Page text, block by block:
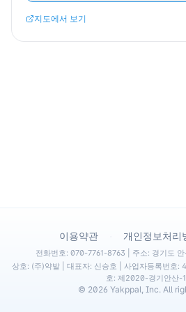
지도에서 보기
이용약관 개인정보처리
전화번호: 070-7761-8763 | 주소: 경기도
상호: (주)약발 | 대표자: 신승호 | 사업자등록번호:
호: 제2020-경기안산-
© 2026 Yakppal, Inc. All